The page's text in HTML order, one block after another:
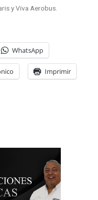
y Viva Aerobus.
WhatsApp
Imprimir